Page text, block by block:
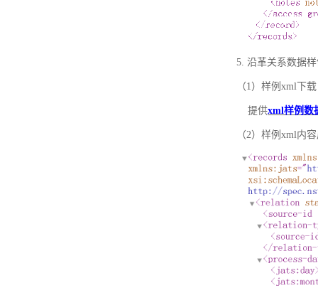
5. 沿革关系数据
（1）样例xml下载
提供xml样例数
（2）样例xml内